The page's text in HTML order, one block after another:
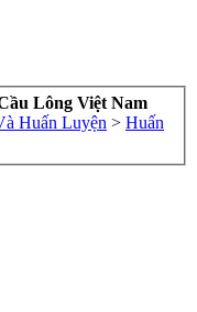
Lông Việt Nam
Huấn Luyện > Huấn